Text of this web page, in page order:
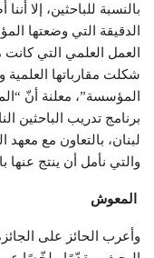
بالنسبة للباحثين، إلا
الدقيقة التي وضعتها
العمل العلمي التي كانت
شكلت مقارباتها
المؤسسة”، معلنة أنّ
برنامج تدريب الباحثين
لبنان، بالتعاون مع معهد
والتي نأمل أن ينتج
المعوش
وأعرب الحائز على